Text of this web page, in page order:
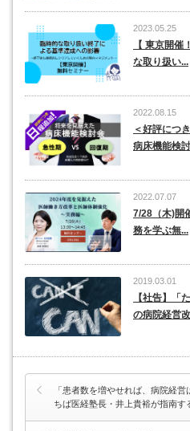
2023.05.25
【 東京開
な取り扱い...
2022.08.15
＜好評につ
病床機能検
2022.07.07
7/28（木)開
務を学ぶ無...
2019.03.01
【社告】「
の病院経営
「患者数を増やせれば、病院経
ちば医経塾長・井上貴裕が指南す